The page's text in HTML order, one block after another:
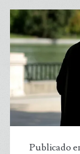
Publicado